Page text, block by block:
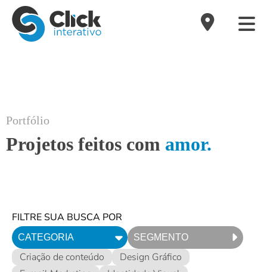
Portfólio
Projetos feitos com amor.
FILTRE SUA BUSCA POR
CATEGORIA SEGMENTO
Criação de conteúdo
Design Gráfico